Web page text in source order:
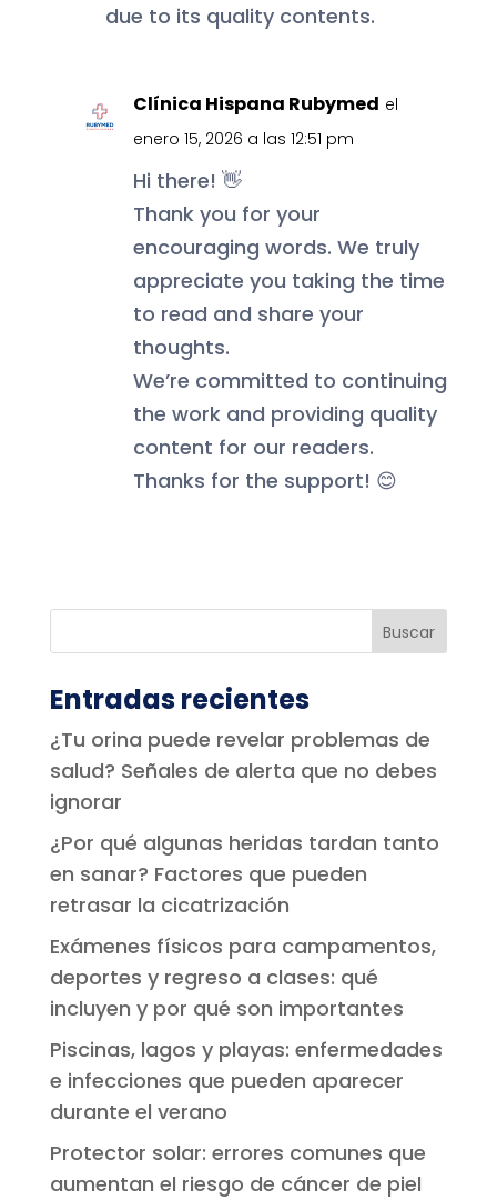
due to its quality contents.
Clínica Hispana Rubymed el
enero 15, 2026 a las 12:51 pm
Hi there! 👋
Thank you for your
encouraging words. We truly
appreciate you taking the time
to read and share your
thoughts.
We’re committed to continuing
the work and providing quality
content for our readers.
Thanks for the support! 😊
Entradas recientes
¿Tu orina puede revelar problemas de
salud? Señales de alerta que no debes
ignorar
¿Por qué algunas heridas tardan tanto
en sanar? Factores que pueden
retrasar la cicatrización
Exámenes físicos para campamentos,
deportes y regreso a clases: qué
incluyen y por qué son importantes
Piscinas, lagos y playas: enfermedades
e infecciones que pueden aparecer
durante el verano
Protector solar: errores comunes que
aumentan el riesgo de cáncer de piel